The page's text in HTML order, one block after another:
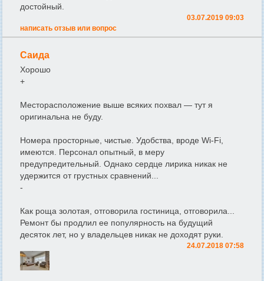
достойный.
03.07.2019 09:03
написать отзыв или вопрос
Саида
Хорошо
+
Месторасположение выше всяких похвал — тут я
оригинальна не буду.
Номера просторные, чистые. Удобства, вроде Wi-Fi,
имеются. Персонал опытный, в меру
предупредительный. Однако сердце лирика никак не
удержится от грустных сравнений...
-
Как роща золотая, отговорила гостиница, отговорила...
Ремонт бы продлил ее популярность на будущий
десяток лет, но у владельцев никак не доходят руки.
24.07.2018 07:58